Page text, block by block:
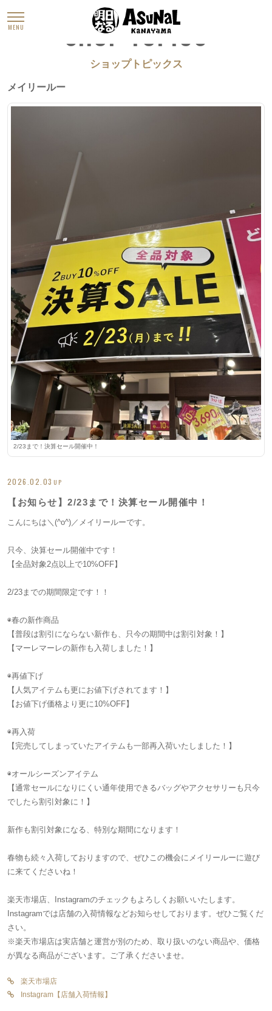
MENU SHOP TOPICS
ショップトピックス
メイリールー
2/23まで！決算セール開催中！
2026.02.03 UP
【お知らせ】2/23まで！決算セール開催中！
こんにちは＼(^o^)／メイリールーです。
只今、決算セール開催中です！
【全品対象2点以上で10%OFF】
2/23までの期間限定です！！
◉春の新作商品
【普段は割引にならない新作も、只今の期間中は割引対象！】
【マーレマーレの新作も入荷しました！】
◉再値下げ
【人気アイテムも更にお値下げされてます！】
【お値下げ価格より更に10%OFF】
◉再入荷
【完売してしまっていたアイテムも一部再入荷いたしました！】
◉オールシーズンアイテム
【通常セールになりにくい通年使用できるバッグやアクセサリーも只今
でしたら割引対象に！】
新作も割引対象になる、特別な期間になります！
春物も続々入荷しておりますので、ぜひこの機会にメイリールーに遊び
に来てくださいね！
楽天市場店、Instagramのチェックもよろしくお願いいたします。
Instagramでは店舗の入荷情報などお知らせしております。ぜひご覧くだ
さい。
※楽天市場店は実店舗と運営が別のため、取り扱いのない商品や、価格
が異なる商品がございます。ご了承くださいませ。
楽天市場店
Instagram【店舗入荷情報】